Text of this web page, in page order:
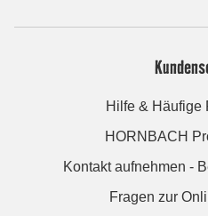
Hilfe & Häufige
HORNBACH
Kontakt aufnehmen -
Fragen zur